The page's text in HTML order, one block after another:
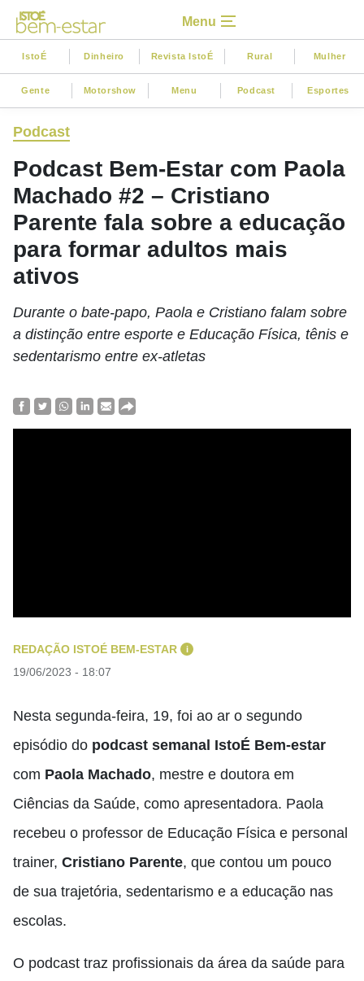
Menu
IstoÉ Dinheiro Revista IstoÉ Rural Mulher
Gente Motorshow Menu Podcast Esportes
Podcast
Podcast Bem-Estar com Paola
Machado #2 – Cristiano
Parente fala sobre a educação
para formar adultos mais
ativos
Durante o bate-papo, Paola e Cristiano falam sobre
a distinção entre esporte e Educação Física, tênis e
sedentarismo entre ex-atletas
REDAÇÃO ISTOÉ BEM-ESTAR i
19/06/2023 - 18:07
Nesta segunda-feira, 19, foi ao ar o segundo
episódio do podcast semanal IstoÉ Bem-estar
com Paola Machado, mestre e doutora em
Ciências da Saúde, como apresentadora. Paola
recebeu o professor de Educação Física e personal
trainer, Cristiano Parente, que contou um pouco
de sua trajetória, sedentarismo e a educação nas
escolas.
O podcast traz profissionais da área da saúde para